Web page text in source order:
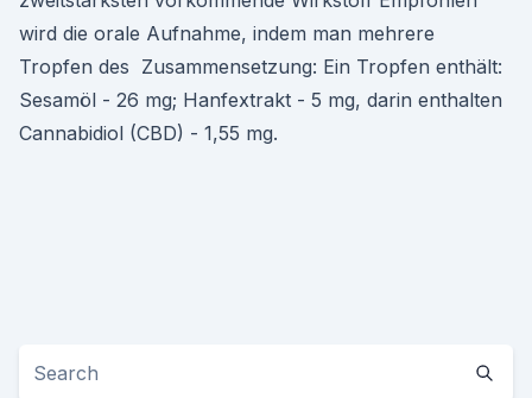
wird die orale Aufnahme, indem man mehrere
Tropfen des Zusammensetzung: Ein Tropfen enthält:
Sesamöl - 26 mg; Hanfextrakt - 5 mg, darin enthalten
Cannabidiol (CBD) - 1,55 mg.